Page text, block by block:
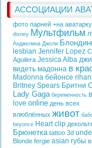
АССОЦИАЦИИ
фото парней +на аватарку
disney Мультфильм
Анджелина Джоли
lesbian Jennifer Lopez
Aguilera Jessica Alba
видеть мадонна в
Madonna бейонсе
Britney Spears Бритни
Lady Gaga беременность
love online день всех
влюблённых живот
beyonce Heart clip
Брюнетка tattoo 3d
Blonde fergie asian губы